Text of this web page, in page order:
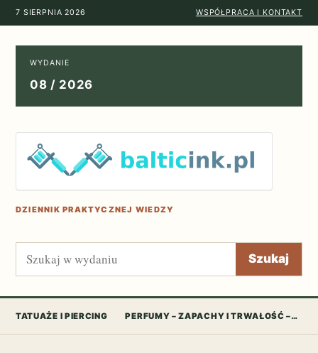
7 SIERPNIA 2026 WSPÓŁPRACA I KONTAKT
WYDANIE
08 / 2026
DZIENNIK PRAKTYCZNEJ WIEDZY
Szukaj Szukaj
TATUAŻE I PIERCING PERFUMY – ZAPACHY I TRWAŁOŚĆ –…